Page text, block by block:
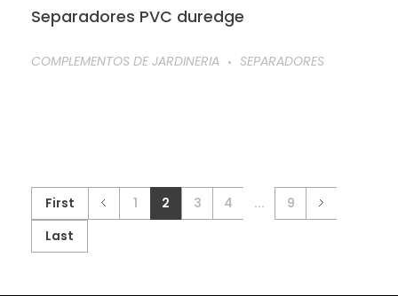
Separadores PVC duredge
COMPLEMENTOS DE JARDINERIA SEPARADORES
First 1 2 3 4 ...
9
Last